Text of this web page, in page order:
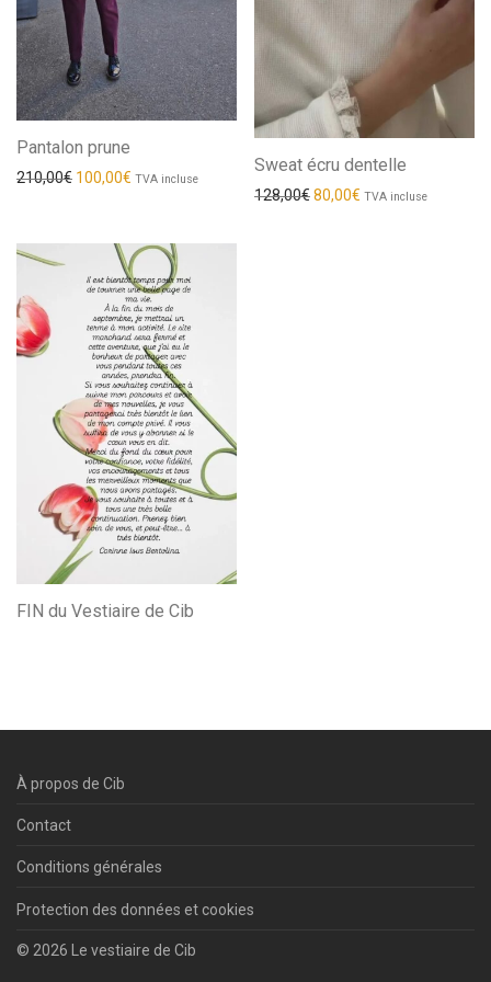
Pantalon prune
210,00€ Le prix initial était : 210,00€.
100,00€ Le prix actuel est : 100,00€.
TVA incluse
Sweat écru dentelle
128,00€Le prix initial était :
80,00€ Le prix actuel est :
TVA incluse
FIN du Vestiaire de Cib
À propos de Cib
Contact
Conditions générales
Protection des données et cookies
© 2026 Le vestiaire de Cib